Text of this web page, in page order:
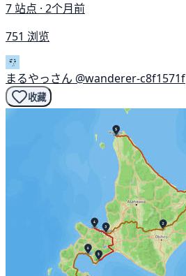
7 站点 · 2个月前
751 浏览
まるやっさん @wanderer-c8f1571f
收藏